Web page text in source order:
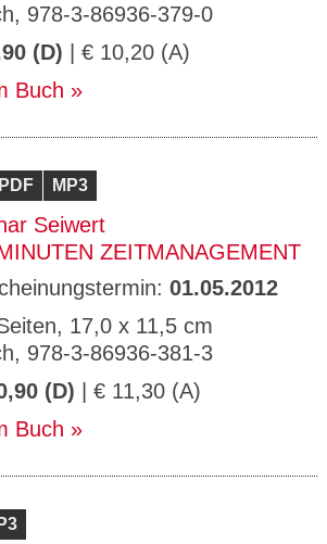
978-3-86936-379-0
(D) | € 10,20 (A)
Buch
PDF MP3
Seiwert
ZEITMANAGEMENT
01.05.2012
17,0 x 11,5 cm
978-3-86936-381-3
(D) | € 11,30 (A)
Buch